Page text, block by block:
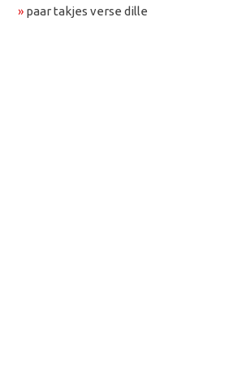
» paar takjes verse dille